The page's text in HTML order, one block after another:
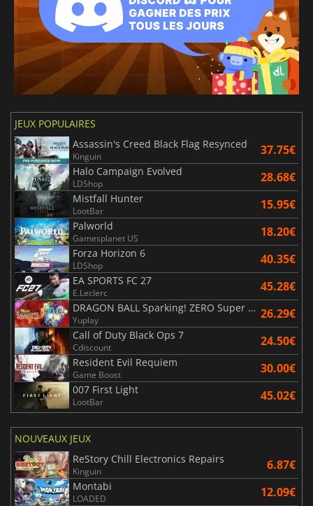
JEUX POPULAIRES
Assassin's Creed Black Flag Resynced
Kinguin 37.75€
Halo Campaign Evolved
LDShop 28.68€
Mistfall Hunter
LootBar 15.95€
Palworld
Gamesplanet US 18.20€
Forza Horizon 6
LDShop 40.35€
EA SPORTS FC 27
E.Leclerc 45.28€
DRAGON BALL Sparking! ZERO Super Limit Breaking NEO
Yuplay 26.29€
Call of Duty Black Ops 7
Cdiscount 24.50€
Resident Evil Requiem
Game Boost 30.00€
007 First Light
LootBar 45.02€
NOUVEAUX JEUX
ReStory Chill Electronics Repairs
Kinguin 6.87€
Montabi
LOADED 12.09€